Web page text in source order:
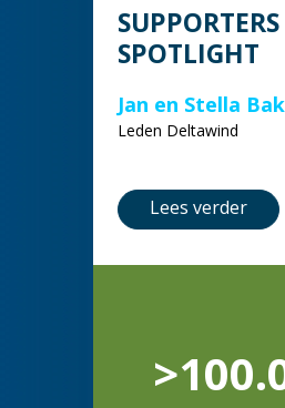
SPOTLIGHT
Jan en Stella
Leden Deltawind
Lees verder